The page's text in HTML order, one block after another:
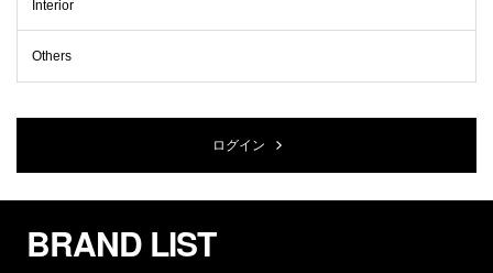
Interior
Others
ログイン
BRAND LIST